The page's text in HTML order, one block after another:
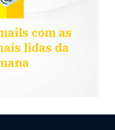
com as
lidas da